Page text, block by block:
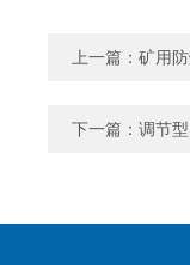
上一篇： 矿用
下一篇： 调节